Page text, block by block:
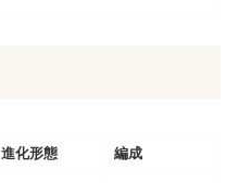
進化形態 編成